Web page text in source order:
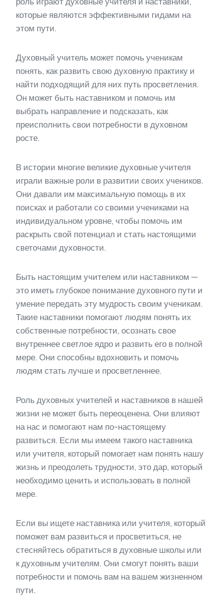
которые являются эффективными гидами на
этом пути.
Духовный учитель может помочь ученикам
понять, как развить свою духовную практику и
найти подходящий для них путь просветления.
Он может быть наставником и помочь им
выбрать направление и подсказать, как
преисполнить свои потребности в духовном
росте.
В истории многие великие духовные учителя
играли важные роли в развитии своих учеников.
Они давали им максимальную помощь в их
поисках и работали со своими учениками на
индивидуальном уровне, чтобы помочь им
раскрыть свой потенциал и стать настоящими
светочами духовности.
Быть настоящим учителем или наставником —
это иметь глубокое понимание духовного пути и
умение передать эту мудрость своим ученикам.
Такие наставники помогают людям понять их
собственные потребности, осознать свое
внутреннее светлое ядро и развить его в полной
мере. Они способны вдохновить и помочь
людям стать лучше и просветленнее.
Роль духовных учителей и наставников в нашей
жизни не может быть переоценена. Они влияют
на нас и помогают нам по-настоящему
развиться. Если мы имеем такого наставника
или учителя, который помогает нам понять нашу
жизнь и преодолеть трудности, это дар, который
необходимо ценить и использовать в полной
мере.
Если вы ищете наставника или учителя, который
поможет вам развиться и просветиться, не
стесняйтесь обратиться в духовные школы или
к духовным учителям. Они смогут понять ваши
потребности и помочь вам на вашем жизненном
пути.